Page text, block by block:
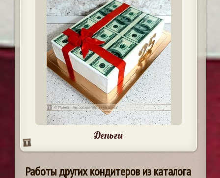
Деньги
Работы других кондитеров из каталога